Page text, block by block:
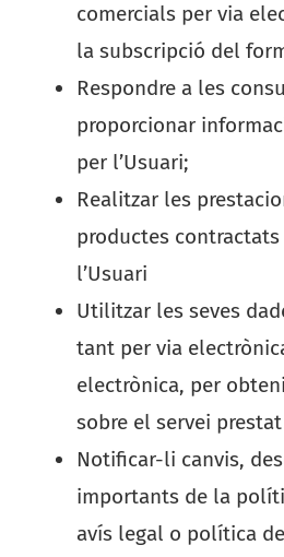
comercials per via
la subscripció del
Respondre a les
proporcionar
per l’Usuari;
Realitzar les
productes
l’Usuari
Utilitzar les seves
tant per via
electrònica, per
sobre el servei
Notificar-li canvis,
importants de la
avís legal o política